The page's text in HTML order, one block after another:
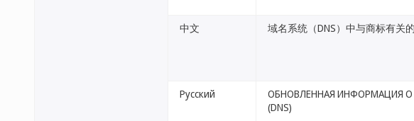
中文 域名系统（DNS）中与商标有关
Русский
ОБНОВЛЕННАЯ ИНФОРМАЦИЯ
(DNS)